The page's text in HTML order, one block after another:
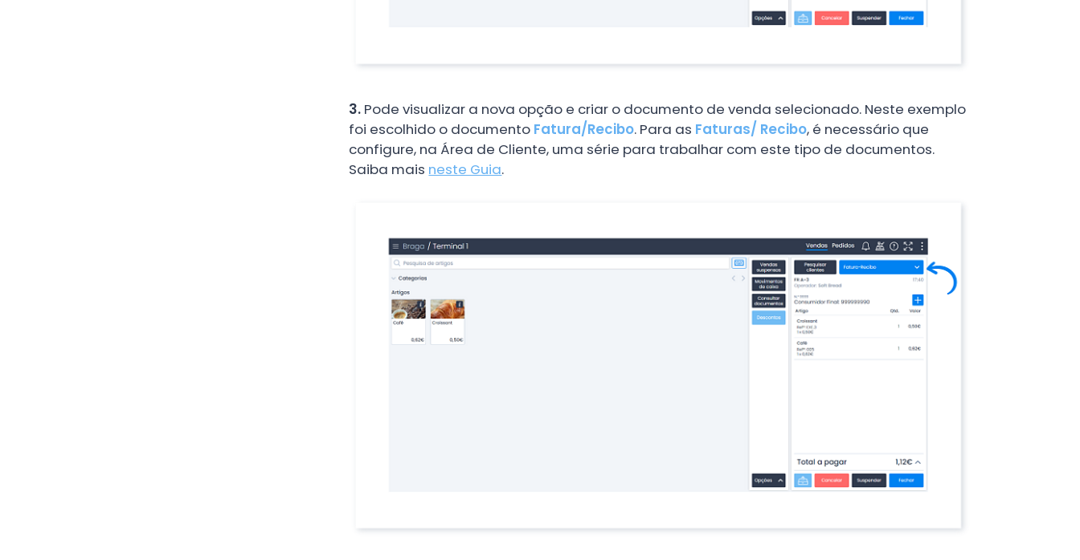
3. Pode visualizar a nova opção e criar o documento de venda selecionado. Neste exemplo
foi escolhido o documento Fatura/Recibo. Para as Faturas/ Recibo, é necessário que
configure, na Área de Cliente, uma série para trabalhar com este tipo de documentos.
Saiba mais neste Guia.